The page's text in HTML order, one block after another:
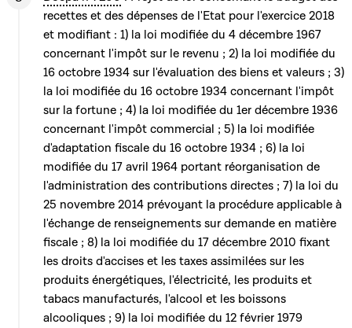
recettes et des dépenses de l'Etat pour l'exercice 2018
et modifiant : 1) la loi modifiée du 4 décembre 1967
concernant l'impôt sur le revenu ; 2) la loi modifiée du
16 octobre 1934 sur l'évaluation des biens et valeurs ; 3)
la loi modifiée du 16 octobre 1934 concernant l'impôt
sur la fortune ; 4) la loi modifiée du 1er décembre 1936
concernant l'impôt commercial ; 5) la loi modifiée
d'adaptation fiscale du 16 octobre 1934 ; 6) la loi
modifiée du 17 avril 1964 portant réorganisation de
l'administration des contributions directes ; 7) la loi du
25 novembre 2014 prévoyant la procédure applicable à
l'échange de renseignements sur demande en matière
fiscale ; 8) la loi modifiée du 17 décembre 2010 fixant
les droits d'accises et les taxes assimilées sur les
produits énergétiques, l'électricité, les produits et
tabacs manufacturés, l'alcool et les boissons
alcooliques ; 9) la loi modifiée du 12 février 1979